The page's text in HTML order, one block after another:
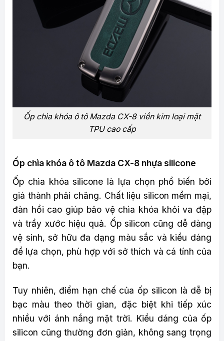
Ốp chìa khóa ô tô Mazda CX-8 viền kim loại mặt
TPU cao cấp
Ốp chìa khóa ô tô Mazda CX-8 nhựa silicone
Ốp chìa khóa silicone là lựa chọn phổ biến bởi
giá thành phải chăng. Chất liệu silicon mềm mại,
đàn hồi cao giúp bảo vệ chìa khóa khỏi va đập
và trầy xước hiệu quả. Ốp silicon cũng dễ dàng
vệ sinh, sở hữu đa dạng màu sắc và kiểu dáng
để lựa chọn, phù hợp với sở thích và cá tính của
bạn.
Tuy nhiên, điểm hạn chế của ốp silicon là dễ bị
bạc màu theo thời gian, đặc biệt khi tiếp xúc
nhiều với ánh nắng mặt trời. Kiểu dáng của ốp
silicon cũng thường đơn giản, không sang trọng